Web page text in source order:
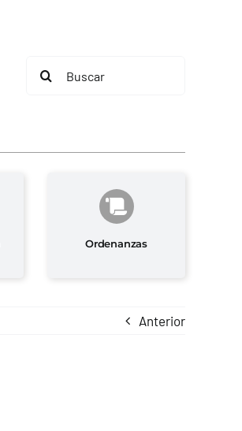
Buscar:
Ordenanzas
Anterior